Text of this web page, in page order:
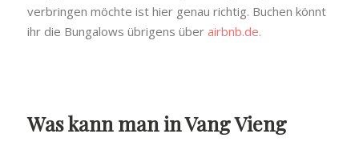
verbringen möchte ist hier genau richtig. Buchen könnt
ihr die Bungalows übrigens überairbnb.de.
Was kann man in Vang Vieng